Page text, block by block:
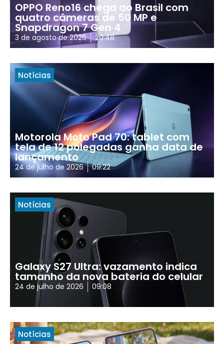
OPPO Reno16 chega ao Brasil com
quatro câmeras de 50 MP e
Snapdragon 7 Gen 4
3 de agosto de 2026 20:48
Notícias
Motorola Moto Pad 70: tablet com
tela de 12 polegadas ganha data de
lançamento
24 de julho de 2026 09:22
Notícias
Galaxy S27 Ultra: vazamento indica
tamanho da nova bateria do celular
24 de julho de 2026 09:08
Notícias